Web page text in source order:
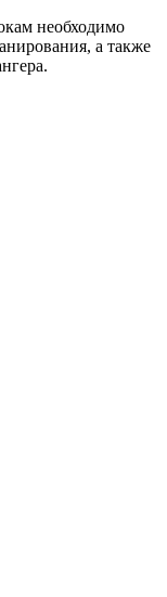
необходимо
а также